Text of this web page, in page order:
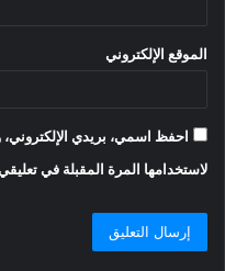
الموقع الإلكتروني
احفظ اسمي، بريدي الإلكتروني،
لاستخدامها المرة المقبلة في